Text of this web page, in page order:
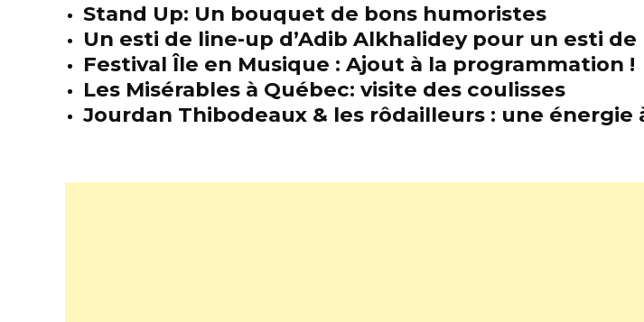
Stand Up: Un bouquet de bons humoristes
Un esti de line-up d’Adib Alkhalidey pour un esti
Festival Île en Musique : Ajout à la programmation !
Les Misérables à Québec: visite des coulisses
Jourdan Thibodeaux & les rôdailleurs : une